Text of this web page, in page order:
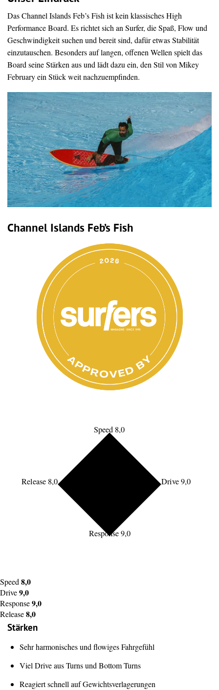
Das Channel Islands Feb’s Fish ist kein klassisches High
Performance Board. Es richtet sich an Surfer, die Spaß, Flow und
Geschwindigkeit suchen und bereit sind, dafür etwas Stabilität
einzutauschen. Besonders auf langen, offenen Wellen spielt das
Board seine Stärken aus und lädt dazu ein, den Stil von Mikey
February ein Stück weit nachzuempfinden.
Channel Islands Feb’s Fish
Speed 8,0
Drive 9,0
Response 9,0
Release 8,0
Speed8,0
Drive9,0
Response9,0
Release8,0
Stärken
Sehr harmonisches und flowiges Fahrgefühl
Viel Drive aus Turns und Bottom Turns
Reagiert schnell auf Gewichtsverlagerungen